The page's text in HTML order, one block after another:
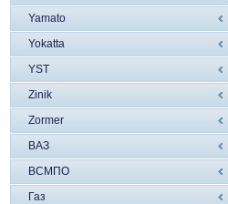
Yamato
Yokatta
YST
Zinik
Zormer
ВАЗ
ВСМПО
Газ